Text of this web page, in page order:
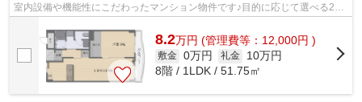
室内設備や機能性にこだわったマンション物件です♪目的に応じて選べる2駅
利用可能なマンションです♪賃貸物件...
8.2万円 (管理費等：12,000円 )
敷金 0万円 礼金
10万円
8階 / 1LDK / 51.75㎡